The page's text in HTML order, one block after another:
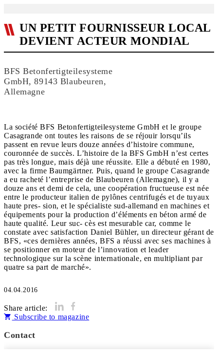
UN PETIT FOURNISSEUR LOCAL
DEVIENT ACTEUR MONDIAL
BFS Betonfertigteilesysteme
GmbH, 89143 Blaubeuren,
Allemagne
La société BFS Betonfertigteilesysteme GmbH et le groupe
Casagrande ont toutes les raisons de se réjouir lorsqu’ils
passent en revue leurs douze années d’histoire commune,
couronnée de succès. L’histoire de la BFS GmbH n’est certes
pas très longue, mais déjà une réussite. Elle a débuté en 1980,
avec la firme Baumgärtner. Puis, quand le groupe Casagrande
a eu racheté l’entreprise de Blaubeuren (Allemagne), il y a
douze ans et demi de cela, une coopération fructueuse est née
entre le producteur italien de pylônes centrifugés et de tuyaux
haute pres- sion, et le spécialiste sud-allemand en machines et
équipements pour la production d’éléments en béton armé de
haute qualité. Leur suc- cès est mesurable car, comme le
constate avec satisfaction Daniel Bühler, un directeur gérant de
BFS, «ces dernières années, BFS a réussi avec ses machines à
se positionner en moteur de l’innovation et leader
technologique sur la scène internationale, en multipliant par
quatre sa part de marché».
04.04.2016
Share article:
Subscribe to magazine
Contact